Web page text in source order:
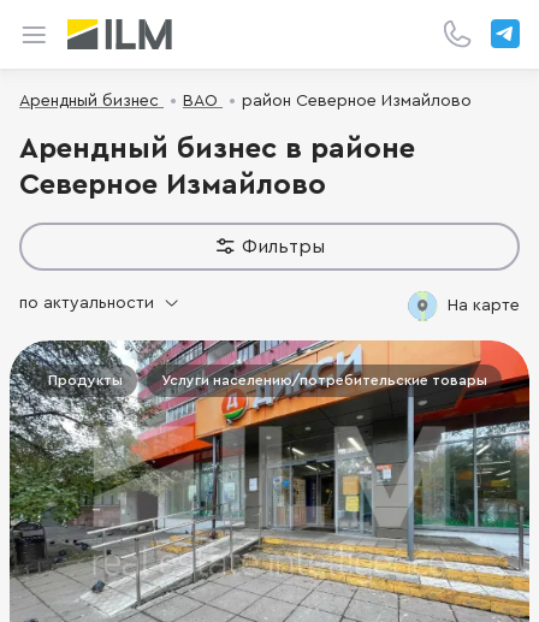
Арендный бизнес ВАО район Северное Измайлово
Арендный бизнес в районе
Северное Измайлово
Фильтры
На карте
по актуальности
Продукты Услуги населению/потребительские товары